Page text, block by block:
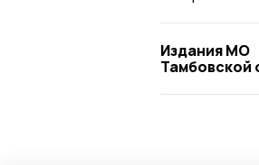
Издания МО
Тамбовской